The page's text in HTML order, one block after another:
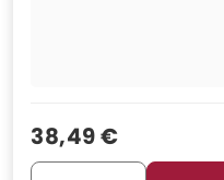
Verkaufspreis
38,49 €